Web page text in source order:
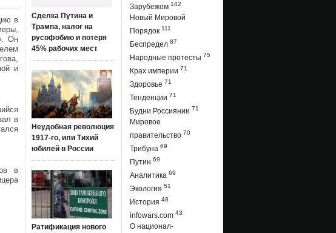
в
Он
и
в
в
Сделка Путина и
Трампа, налог на
русофобию и потеря
45% рабочих мест
Неудобная революция
1917-го, или Тихий
юбилей в России
Ратификация нового
Зарубежом 142
Новый Мировой
Порядок 111
Беспредел 87
Народные протесты 75
Крах империи 71
Здоровье 71
Тенденции 71
Будни Россиянии 71
Мировое
правительство 70
Трибуна 69
Путин 69
Аналитика 69
Экология 51
История 48
infowars.com 43
О национал-